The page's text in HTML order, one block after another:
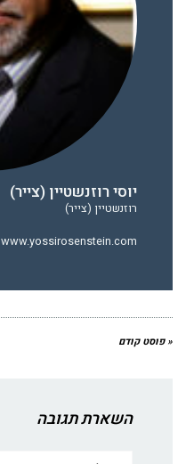
יוסי רוזנשטיין (צייר)
רוזנשטיין (צייר)
www.yossirosenstein.com
« פוסט קודם
השארת תגובה